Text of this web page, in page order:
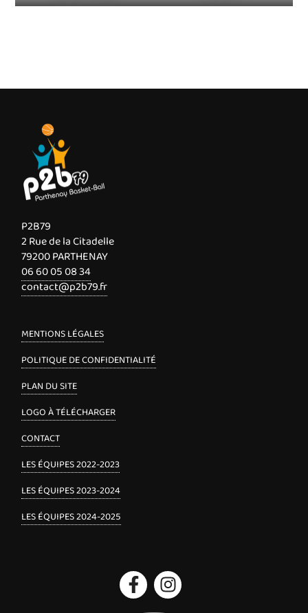
P2B79
2 Rue de la Citadelle
79200 PARTHENAY
06 60 05 08 34
contact@p2b79.fr
MENTIONS LÉGALES
POLITIQUE DE CONFIDENTIALITÉ
PLAN DU SITE
LOGO À TÉLÉCHARGER
CONTACT
LES ÉQUIPES 2022-2023
LES ÉQUIPES 2023-2024
LES ÉQUIPES 2024-2025
FacebookInstagram